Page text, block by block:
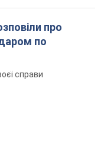
про
по
справи